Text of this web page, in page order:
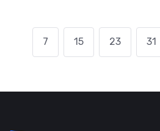
7 15 23 31